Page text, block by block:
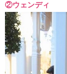
②ウェンディ